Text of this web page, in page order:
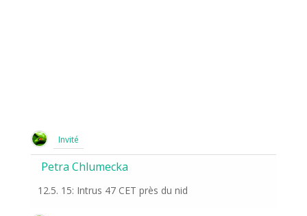
Invité
Petra Chlumecka
12.5. 15: Intrus 47 CET près du nid